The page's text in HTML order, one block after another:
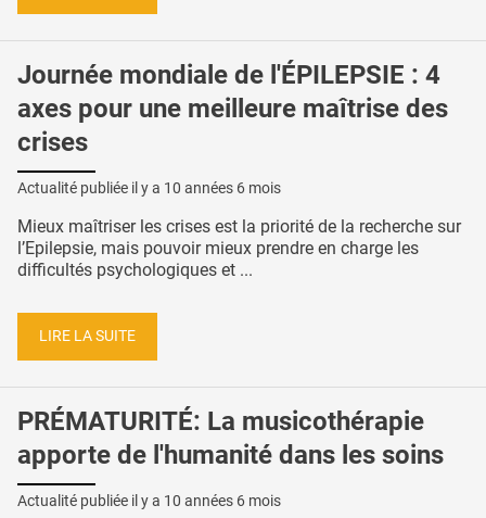
Journée mondiale de l'ÉPILEPSIE : 4
axes pour une meilleure maîtrise des
crises
Actualité publiée il y a 10 années 6 mois
Mieux maîtriser les crises est la priorité de la recherche sur
l’Epilepsie, mais pouvoir mieux prendre en charge les
difficultés psychologiques et ...
LIRE LA SUITE
PRÉMATURITÉ: La musicothérapie
apporte de l'humanité dans les soins
Actualité publiée il y a 10 années 6 mois